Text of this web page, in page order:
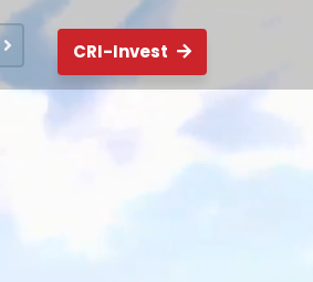
CRI-Invest